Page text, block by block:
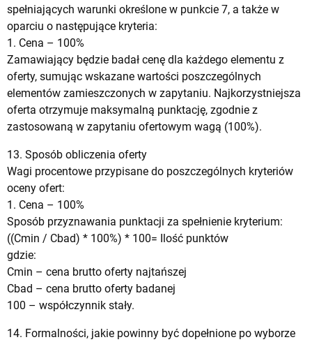
spełniających warunki określone w punkcie 7, a także w
oparciu o następujące kryteria:
1. Cena – 100%
Zamawiający będzie badał cenę dla każdego elementu z
oferty, sumując wskazane wartości poszczególnych
elementów zamieszczonych w zapytaniu. Najkorzystniejsza
oferta otrzymuje maksymalną punktację, zgodnie z
zastosowaną w zapytaniu ofertowym wagą (100%).
13. Sposób obliczenia oferty
Wagi procentowe przypisane do poszczególnych kryteriów
oceny ofert:
1. Cena – 100%
Sposób przyznawania punktacji za spełnienie kryterium:
((Cmin / Cbad) * 100%) * 100= Ilość punktów
gdzie:
Cmin – cena brutto oferty najtańszej
Cbad – cena brutto oferty badanej
100 – współczynnik stały.
14. Formalności, jakie powinny być dopełnione po wyborze